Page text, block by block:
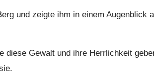
und zeigte ihm in einem Augenblick
diese Gewalt und ihre Herrlichkeit